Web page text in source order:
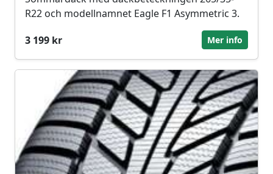
R22 och modellnamnet Eagle F1 Asymmetric 3.
3 199 kr
Mer info